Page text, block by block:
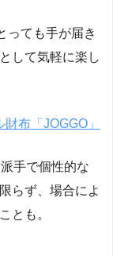
っても手が届き
して気軽に楽し
布「JOGGO」
手で個性的な
らず、場合によ
とも。